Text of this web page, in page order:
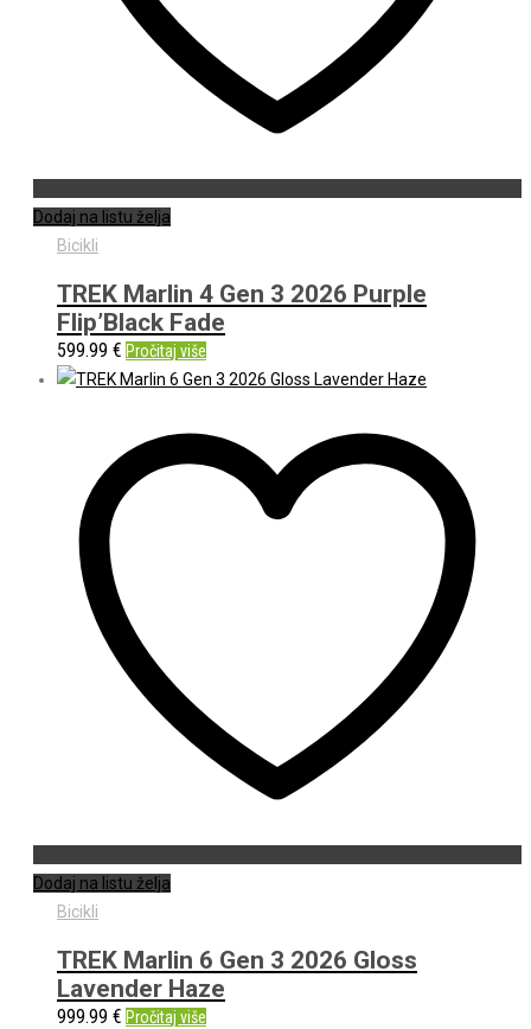
Dodaj na listu želja
Bicikli
TREK Marlin 4 Gen 3 2026 Purple
Flip’Black Fade
599.99 € Pročitaj više
Dodaj na listu želja
Bicikli
TREK Marlin 6 Gen 3 2026 Gloss
Lavender Haze
999.99 € Pročitaj više